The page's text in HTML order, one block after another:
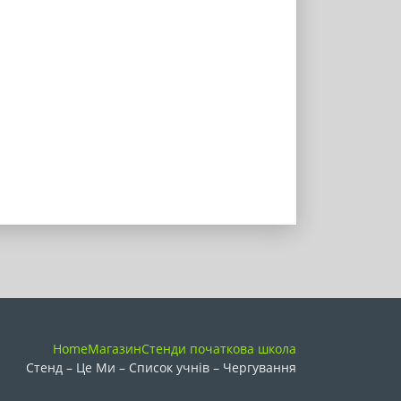
HomeМагазинСтенди початкова школа
Стенд – Це Ми – Список учнів – Чергування